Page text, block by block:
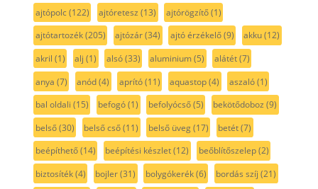
ajtópolc(122) ajtóretesz (13) ajtórögzítő(1)
ajtótartozék(205) ajtózár(34) ajtó érzékelő(9) akku(12)
akril (1) alj (1) alsó(33) aluminium(5) alátét(7)
anya (7) anód(4) aprító(11) aquastop(4) aszaló(1)
bal oldali (15) befogó(1) befolyócső(5) bekötődoboz (9)
belső(30) belső cső(11) belső üveg(17) betét(7)
beépíthető(14) beépítési készlet(12) beőblítőszelep(2)
biztosíték(4) bojler(31) bolygókerék(6) bordás szíj (21)